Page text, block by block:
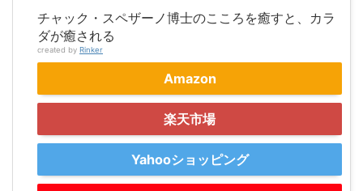
チャック・スペザーノ博士のこころを癒すと、カラ
ダが癒される
created by Rinker
Amazon
楽天市場
Yahooショッピング